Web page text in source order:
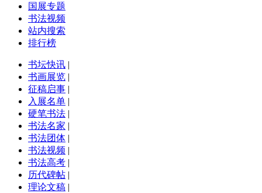
国展专题
书法视频
站内搜索
排行榜
书坛快讯 |
书画展览 |
征稿启事 |
入展名单 |
硬笔书法 |
书法名家 |
书法团体 |
书法视频 |
书法高考 |
历代碑帖 |
理论文稿 |